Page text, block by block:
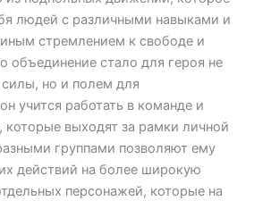
людей с различными навыками и
стремлением к свободе и
объединение стало для героя не
но и полем для
учится работать в команде и
которые выходят за рамки личной
группами позволяют ему
действий на более широкую
персонажей, которые на